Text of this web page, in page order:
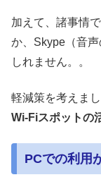
加えて、諸事情
か、Skype（音
しれません。。
軽減策を考えまし
Wi-Fiスポットの
PCでの利用